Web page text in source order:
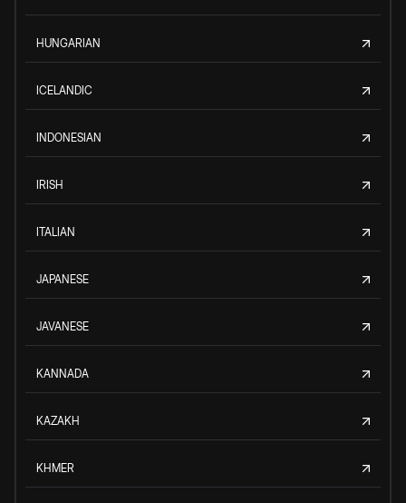
HUNGARIAN
ICELANDIC
INDONESIAN
IRISH
ITALIAN
JAPANESE
JAVANESE
KANNADA
KAZAKH
KHMER